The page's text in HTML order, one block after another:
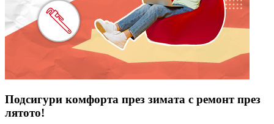
Подсигури комфорта през зимата с ремонт през
лятото!